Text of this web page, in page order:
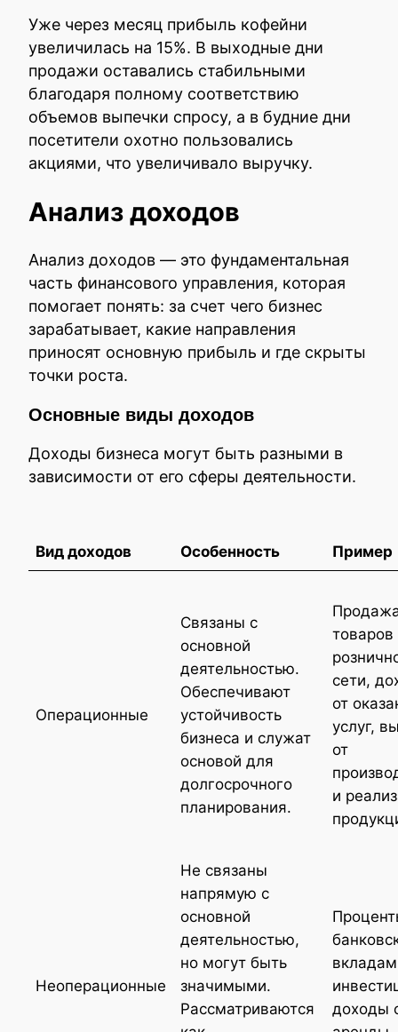
Уже через месяц прибыль кофейни
увеличилась на 15%. В выходные дни
продажи оставались стабильными
благодаря полному соответствию
объемов выпечки спросу, а в будние дни
посетители охотно пользовались
акциями, что увеличивало выручку.
Анализ доходов
Анализ доходов — это фундаментальная
часть финансового управления, которая
помогает понять: за счет чего бизнес
зарабатывает, какие направления
приносят основную прибыль и где скрыты
точки роста.
Основные виды доходов
Доходы бизнеса могут быть разными в
зависимости от его сферы деятельности.
Вид доходов Особенность Пример
Операционные
Связаны с
основной
деятельностью.
Обеспечивают
устойчивость
бизнеса и служат
основой для
долгосрочного
планирования.
товаров
сети,
от
услуг,
от
и
Неоперационные
Не связаны
напрямую с
основной
деятельностью,
но могут быть
значимыми.
Рассматриваются
доходы